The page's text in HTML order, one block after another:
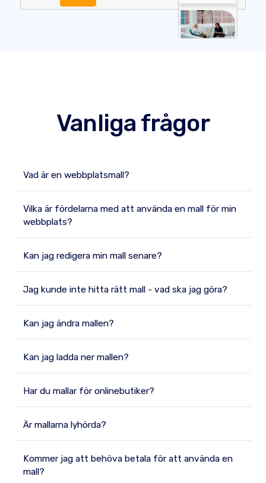
Vanliga frågor
Vad är en webbplatsmall?
Vilka är fördelarna med att använda en mall för min
webbplats?
Kan jag redigera min mall senare?
Jag kunde inte hitta rätt mall - vad ska jag göra?
Kan jag ändra mallen?
Kan jag ladda ner mallen?
Har du mallar för onlinebutiker?
Är mallarna lyhörda?
Kommer jag att behöva betala för att använda en
mall?